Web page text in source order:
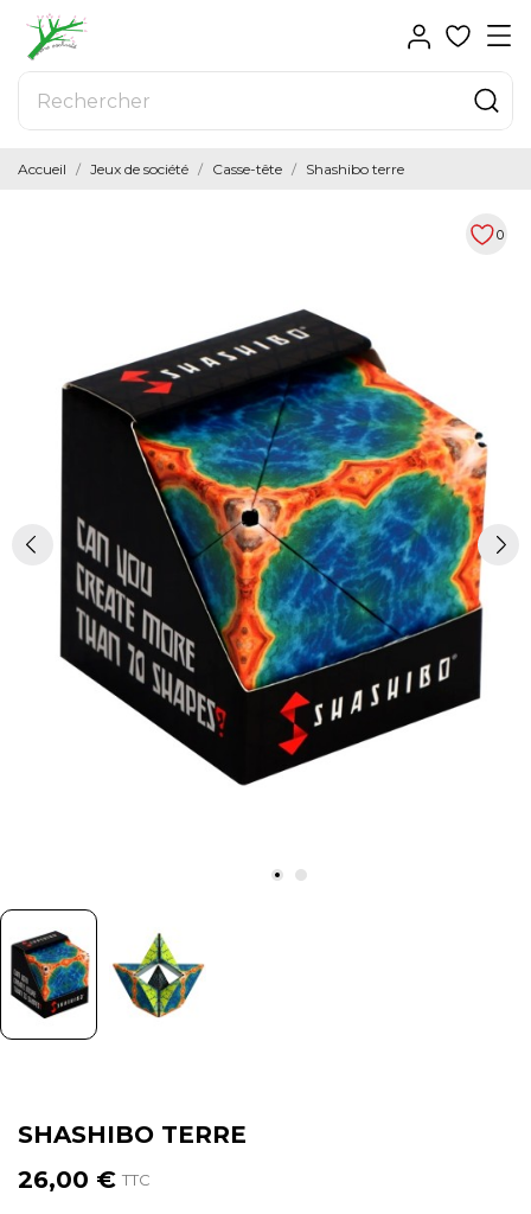
Accueil Jeux de société Casse-tête Shashibo terre
0
SHASHIBO TERRE
26,00 € TTC